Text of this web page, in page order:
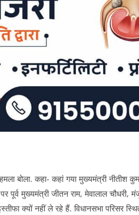
बोला. कहा- कहां गया मुख्यमंत्री नीतीश
मुख्यमंत्री जीतन राम, मेवालाल चौधरी,
क्यों नहीं ले रहे हैं. विधानसभा परिसर